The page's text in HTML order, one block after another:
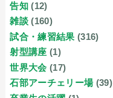
告知 (12)
雑談 (160)
試合・練習結果 (316)
射型講座 (1)
世界大会 (17)
石部アーチェリー場 (39)